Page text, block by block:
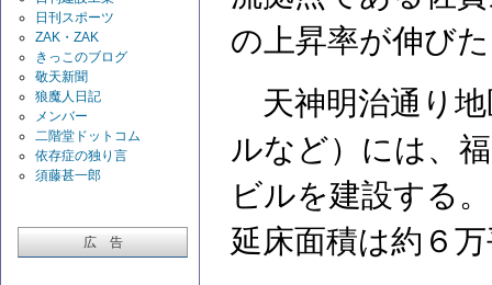
日刊スポーツ
ZAK・ZAK
きっこのブログ
敬天新聞
狼魔人日記
メンバー
二階堂ドットコム
依存症の独り言
須藤甚一郎
広 告
の上昇率が伸び
天神明治通り地
ルなど）には、
ビルを建設する
延床面積は約６